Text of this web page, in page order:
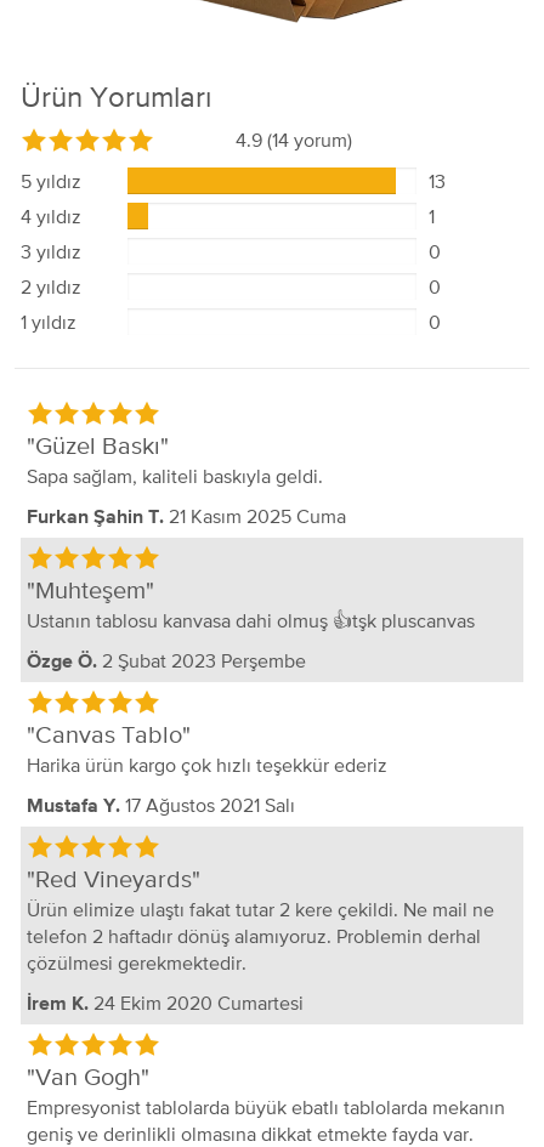
Ürün Yorumları
4.9 (14 yorum)
5 yıldız
13
4 yıldız
1
3 yıldız
0
2 yıldız
0
1 yıldız
0
Güzel Baskı
Sapa sağlam, kaliteli baskıyla geldi.
Furkan Şahin T. 21 Kasım 2025 Cuma
Muhteşem
Ustanın tablosu kanvasa dahi olmuş 👍tşk pluscanvas
Özge Ö. 2 Şubat 2023 Perşembe
Canvas Tablo
Harika ürün kargo çok hızlı teşekkür ederiz
Mustafa Y. 17 Ağustos 2021 Salı
Red Vineyards
Ürün elimize ulaştı fakat tutar 2 kere çekildi. Ne mail ne
telefon 2 haftadır dönüş alamıyoruz. Problemin derhal
çözülmesi gerekmektedir.
İrem K. 24 Ekim 2020 Cumartesi
Van Gogh
Empresyonist tablolarda büyük ebatlı tablolarda mekanın
geniş ve derinlikli olmasına dikkat etmekte fayda var.